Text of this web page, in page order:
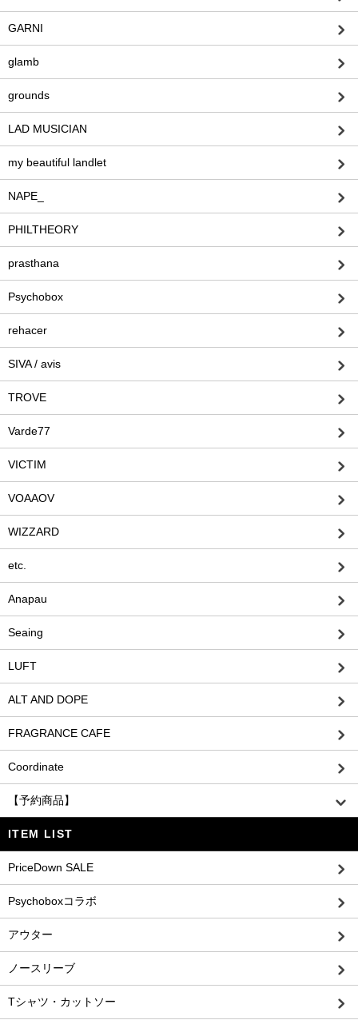
GARNI
glamb
grounds
LAD MUSICIAN
my beautiful landlet
NAPE_
PHILTHEORY
prasthana
Psychobox
rehacer
SIVA / avis
TROVE
Varde77
VICTIM
VOAAOV
WIZZARD
etc.
Anapau
Seaing
LUFT
ALT AND DOPE
FRAGRANCE CAFE
Coordinate
【予約商品】
ITEM LIST
PriceDown SALE
Psychoboxコラボ
アウター
ノースリーブ
Tシャツ・カットソー